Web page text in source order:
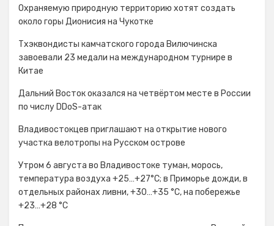
Охраняемую природную территорию хотят создать
около горы Дионисия на Чукотке
Тхэквондисты камчатского города Вилючинска
завоевали 23 медали на международном турнире в
Китае
Дальний Восток оказался на четвёртом месте в России
по числу DDoS-атак
Владивостокцев приглашают на открытие нового
участка велотропы на Русском острове
Утром 6 августа во Владивостоке туман, морось,
температура воздуха +25…+27°С; в Приморье дожди, в
отдельных районах ливни, +30…+35 °C, на побережье
+23…+28 °C